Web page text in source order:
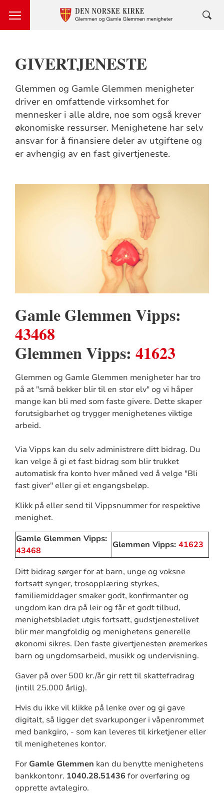
GIVERTJENESTE
Glemmen og Gamle Glemmen menigheter
driver en omfattende virksomhet for
mennesker i alle aldre, noe som også krever
økonomiske ressurser. Menighetene har selv
ansvar for å finansiere deler av utgiftene og
er avhengig av en fast givertjeneste.
Gamle Glemmen Vipps:
43468
Glemmen Vipps: 41623
Glemmen og Gamle Glemmen menigheter har tro
på at "små bekker blir til en stor elv" og vi håper
mange kan bli med som faste givere. Dette skaper
forutsigbarhet og trygger menighetenes viktige
arbeid.
Via Vipps kan du selv administrere ditt bidrag. Du
kan velge å gi et fast bidrag som blir trukket
automatisk fra konto hver måned ved å velge "Bli
fast giver" eller gi et engangsbeløp.
Klikk på eller send til Vippsnummer for respektive
menighet.
Gamle Glemmen Vipps:
43468
Glemmen Vipps: 41623
Ditt bidrag sørger for at barn, unge og voksne
fortsatt synger, trosopplæring styrkes,
familiemiddager smaker godt, konfirmanter og
ungdom kan dra på leir og får et godt tilbud,
menighetsbladet utgis fortsatt, gudstjenestelivet
blir mer mangfoldig og menighetens generelle
økonomi sikres. Den faste givertjenesten øremerkes
barn og ungdomsarbeid, musikk og undervisning.
Gaver på over 500 kr./år gir rett til skattefradrag
(intill 25.000 årlig).
Hvis du ikke vil klikke på lenke over og gi gave
digitalt, så ligger det svarkuponger i våpenrommet
med bankgiro, - som kan leveres til kirketjener eller
til menighetenes kontor.
For Gamle Glemmen kan du benytte menighetens
bankkontonr. 1040.28.51436 for overføring og
opprette avtalegiro.